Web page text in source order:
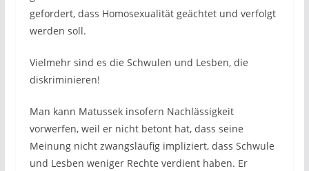
gefordert, dass Homosexualität geächtet und verfolgt
werden soll.
Vielmehr sind es die Schwulen und Lesben, die
diskriminieren!
Man kann Matussek insofern Nachlässigkeit
vorwerfen, weil er nicht betont hat, dass seine
Meinung nicht zwangsläufig impliziert, dass Schwule
und Lesben weniger Rechte verdient haben. Er